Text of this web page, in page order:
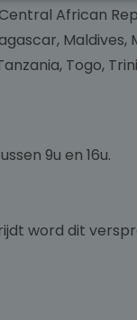
African
Maldives,
Togo,
9u en 16u.
word dit